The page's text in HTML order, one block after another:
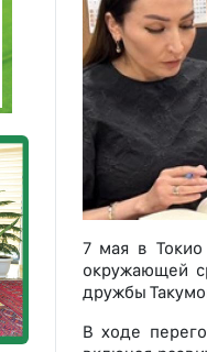
7 мая в Токио
окружающей
дружбы
В ходе